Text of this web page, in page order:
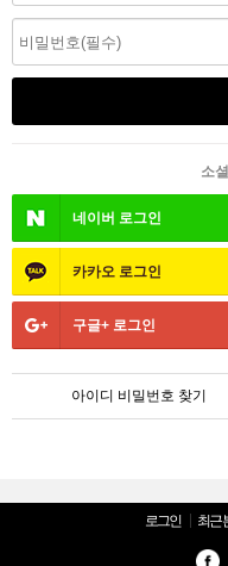
소
네이버 로그인
카카오 로그인
구글+ 로그인
아이디 비밀번호 찾기
로그인 최근